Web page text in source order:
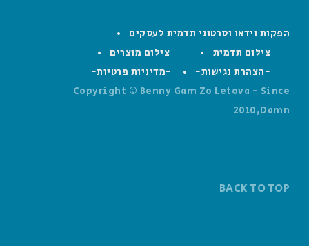
הפקות וידאו וסרטוני תדמית לעסקים
צילום תדמית
צילום מוצרים
-הצהרת נגישות-
-מדיניות פרטיות-
Copyright © Benny Gam Zo Letova - Since
2010,Damn
BACK TO TOP